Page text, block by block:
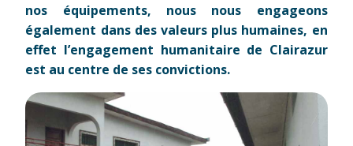
nos équipements, nous nous engageons
également dans des valeurs plus humaines, en
effet l’engagement humanitaire de Clairazur
est au centre de ses convictions.